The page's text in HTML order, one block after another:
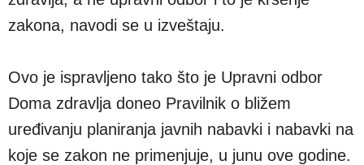
zakona, navodi se u izveštaju.
Ovo je ispravljeno tako što je Upravni odbor
Doma zdravlja doneo Pravilnik o bližem
uređivanju planiranja javnih nabavki i nabavki na
koje se zakon ne primenjuje, u junu ove godine.